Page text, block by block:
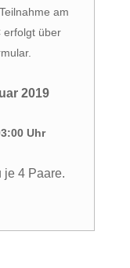
am
erfolgt über
2019
Uhr
je 4 Paare.